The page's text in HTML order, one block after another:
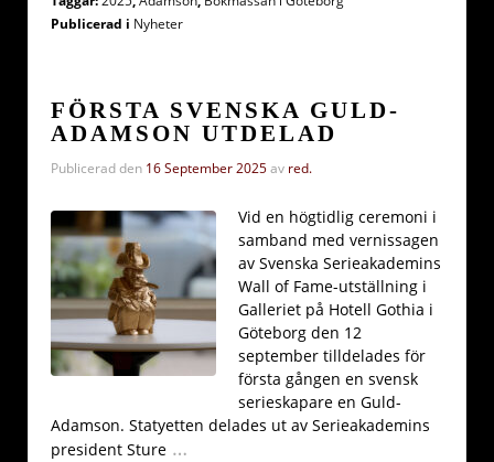
Publicerad i Nyheter
FÖRSTA SVENSKA GULD-
ADAMSON UTDELAD
Publicerad den 16 September 2025av red.
Vid en högtidlig ceremoni i
samband med vernissagen
av Svenska Serieakademins
Wall of Fame-utställning i
Galleriet på Hotell Gothia i
Göteborg den 12
september tilldelades för
första gången en svensk
serieskapare en Guld-
Adamson. Statyetten delades ut av Serieakademins
president Sture …